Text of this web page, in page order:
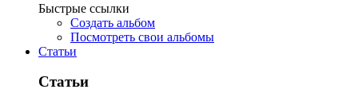
Быстрые ссылки
Создать альбом
Посмотреть свои альбомы
Статьи
Статьи